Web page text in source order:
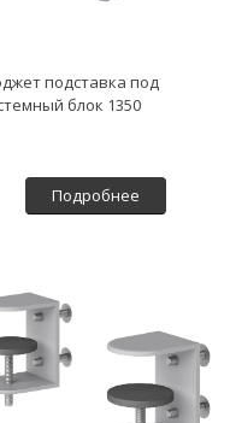
подставка под
блок 1350
Подробнее